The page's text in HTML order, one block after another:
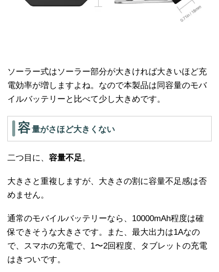
ソーラー式はソーラー部分が大きければ大きいほど充
電効率が増しますよね。なので本製品は同容量のモバ
イルバッテリーと比べて少し大きめです。
容量がさほど大きくない
二つ目に、 容量不足 。
大きさと重複しますが、大きさの割に容量不足感は否
めません。
通常のモバイルバッテリーなら、10000mAh程度は確
保できそうな大きさです。また、最大出力は1Aなの
で、スマホの充電で、1〜2回程度、タブレットの充電
はきついです。